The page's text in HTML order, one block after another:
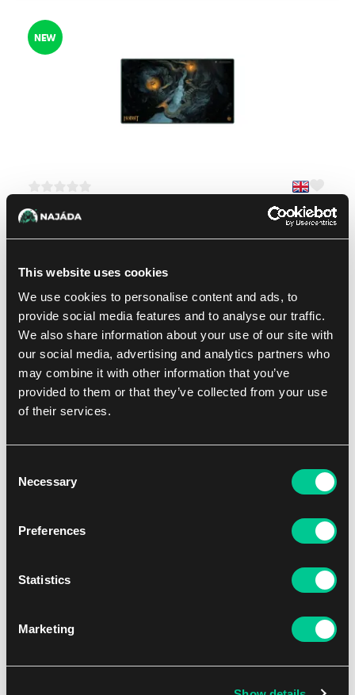
This website uses cookies
We use cookies to personalise content and ads, to
provide social media features and to analyse our traffic.
We also share information about your use of our site with
our social media, advertising and analytics partners who
may combine it with other information that you’ve
provided to them or that they’ve collected from your use
of their services.
Selection
Necessary
Preferences
Statistics
Marketing
NEW
Ultimate Guard The Hobbit: "Thranduil's Kingdom" mata
15.59 €
NEW
Q Workshop The Hobbit mata do gry - Thorin’s Company
Dostępne: 2 szt.